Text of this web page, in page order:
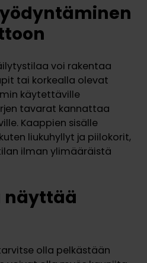
voi rakentaa
tai korkealla olevat
käytettäville
tavarat kannattaa
Kaappien sisälle
liukuhyllyt ja piilokorit,
ilman ylimääräistä
näyttää
olla pelkästään